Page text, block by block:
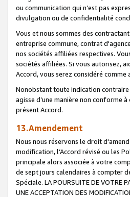
ou communication qui n’est pas
divulgation ou de confidentialité
Vous et nous sommes des
entreprise commune, contrat
nos sociétés affiliées respectives.
sociétés affiliées. Si vous autorisez,
Accord, vous serez considéré
Nonobstant toute indication contraire
agisse d’une manière non conforme
présent Accord.
13.Amendement
Nous nous réservons le droit
modification, l’Accord révisé ou les
principale alors associée à votre
de sept jours calendaires à compter
Spéciale. LA POURSUITE DE VOTRE
UNE ACCEPTATION DES